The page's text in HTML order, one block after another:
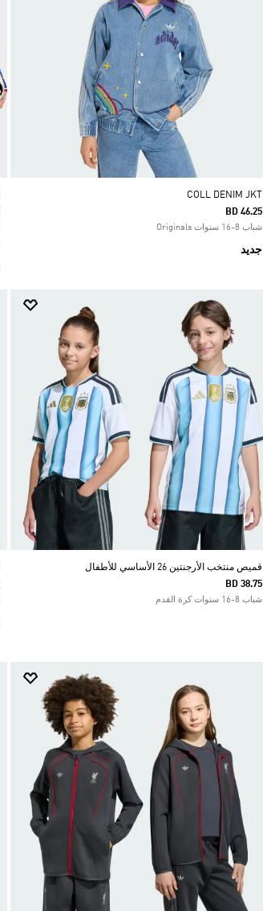
COLL DENIM JKT
BD 46.25
شباب 8-16 سنوات Originals
جديد
قميص منتخب الأرجنتين 26 الأساسي للأطفال
BD 38.75
شباب 8-16 سنوات كرة القدم